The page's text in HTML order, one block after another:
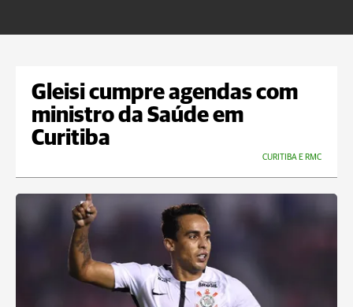
Gleisi cumpre agendas com
ministro da Saúde em
Curitiba
CURITIBA E RMC